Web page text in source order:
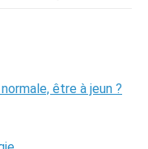
être à jeun ?